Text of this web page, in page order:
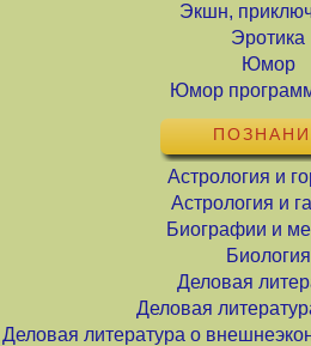
Экшн,
Эротика
Юмор
Юмор
Астрология и
Астрология и
Биографии и
Биология
Деловая
Деловая
Деловая литература о